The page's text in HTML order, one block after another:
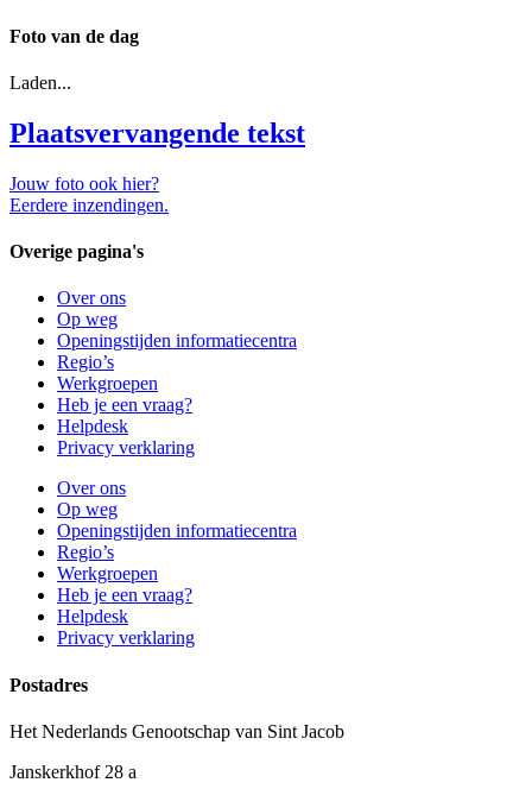
Foto van de dag
Laden...
Plaatsvervangende tekst
Jouw foto ook hier?
Eerdere inzendingen.
Overige pagina's
Over ons
Op weg
Openingstijden informatiecentra
Regio’s
Werkgroepen
Heb je een vraag?
Helpdesk
Privacy verklaring
Over ons
Op weg
Openingstijden informatiecentra
Regio’s
Werkgroepen
Heb je een vraag?
Helpdesk
Privacy verklaring
Postadres
Het Nederlands Genootschap van Sint Jacob
Janskerkhof 28 a